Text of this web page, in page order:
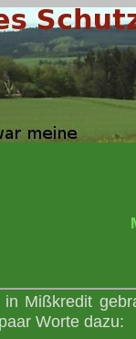
Mißkredit
Worte dazu: